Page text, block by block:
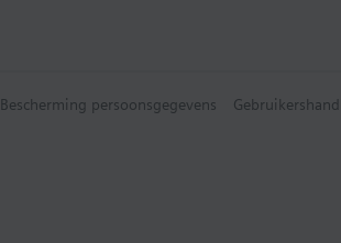
Bescherming persoonsgegevens